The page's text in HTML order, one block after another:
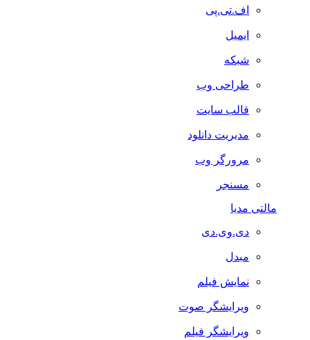
اف.تی.پی
ایمیل
شبکه
طراحی وب
قالب سایت
مدیریت دانلود
مرورگر وب
مسنجر
مالتی مدیا
دی.وی.دی
مبدل
نمایش فیلم
ویرایشگر صوت
ویرایشگر فیلم